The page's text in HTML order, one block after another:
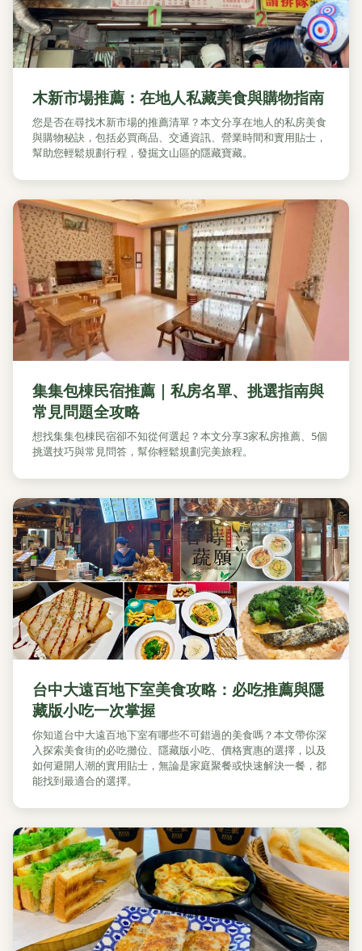
木新市場推薦：在地人私藏美食與購物指南
您是否在尋找木新市場的推薦清單？本文分享在地人的私房美食
與購物秘訣，包括必買商品、交通資訊、營業時間和實用貼士，
幫助您輕鬆規劃行程，發掘文山區的隱藏寶藏。
集集包棟民宿推薦｜私房名單、挑選指南與
常見問題全攻略
想找集集包棟民宿卻不知從何選起？本文分享3家私房推薦、5個
挑選技巧與常見問答，幫你輕鬆規劃完美旅程。
台中大遠百地下室美食攻略：必吃推薦與隱
藏版小吃一次掌握
你知道台中大遠百地下室有哪些不可錯過的美食嗎？本文帶你深
入探索美食街的必吃攤位、隱藏版小吃、價格實惠的選擇，以及
如何避開人潮的實用貼士，無論是家庭聚餐或快速解決一餐，都
能找到最適合的選擇。